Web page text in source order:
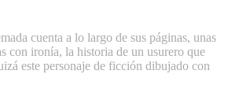
cuenta a lo largo de sus páginas, unas
con ironía, la historia de un usurero que
este personaje de ficción dibujado con